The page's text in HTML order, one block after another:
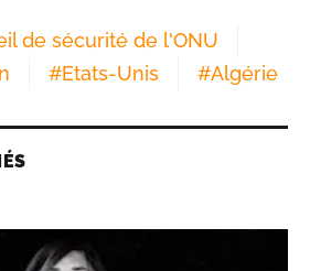
de sécurité de l'ONU
#Etats-Unis #Algérie